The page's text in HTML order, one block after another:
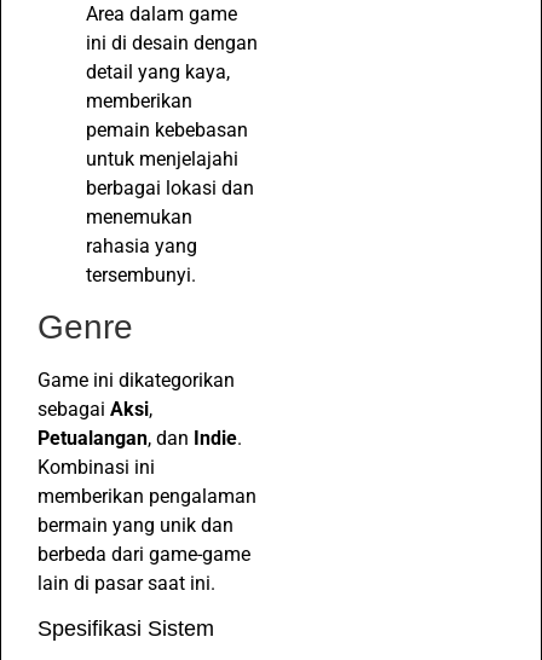
Area dalam game
ini di desain dengan
detail yang kaya,
memberikan
pemain kebebasan
untuk menjelajahi
berbagai lokasi dan
menemukan
rahasia yang
tersembunyi.
Genre
Game ini dikategorikan
sebagai Aksi,
Petualangan, dan Indie.
Kombinasi ini
memberikan pengalaman
bermain yang unik dan
berbeda dari game-game
lain di pasar saat ini.
Spesifikasi Sistem